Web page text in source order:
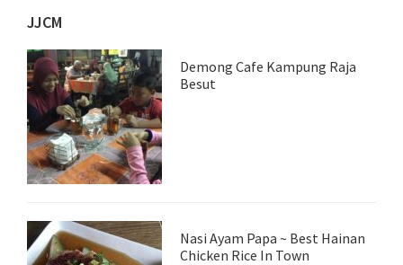
JJCM
Demong Cafe Kampung Raja
Besut
Nasi Ayam Papa ~ Best Hainan
Chicken Rice In Town